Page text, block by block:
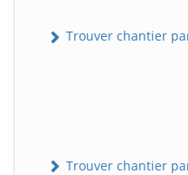
Trouver chantier
Trouver chantier